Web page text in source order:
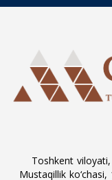
Toshkent viloyati,
Mustaqillik